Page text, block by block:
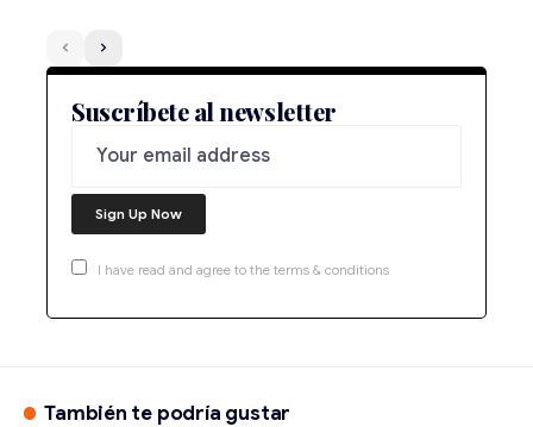
Suscríbete al newsletter
I have read and agree to the terms & conditions
También te podría gustar